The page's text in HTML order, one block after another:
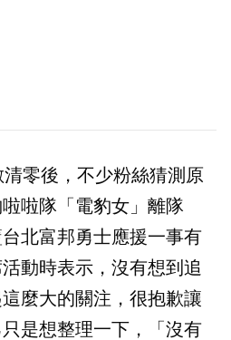
零後，不少粉絲猜測原
啦隊「電豹女」離隊
北富邦勇士應援一事有
動時表示，沒有想到追
麼大的關注，很抱歉讓
是想整理一下，「沒有